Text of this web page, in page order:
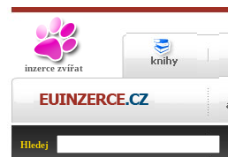
inzerce zvířat
Hledej